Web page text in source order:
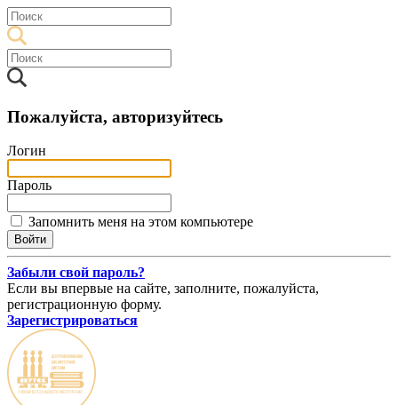
Пожалуйста, авторизуйтесь
Логин
Пароль
Запомнить меня на этом компьютере
Забыли свой пароль?
Если вы впервые на сайте, заполните, пожалуйста,
регистрационную форму.
Зарегистрироваться